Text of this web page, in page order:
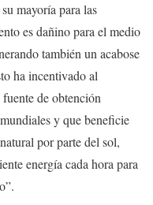
mayoría para las
es dañino para el medio
también un acabose
ha incentivado al
de obtención
y que beneficie
por parte del sol,
energía cada hora para